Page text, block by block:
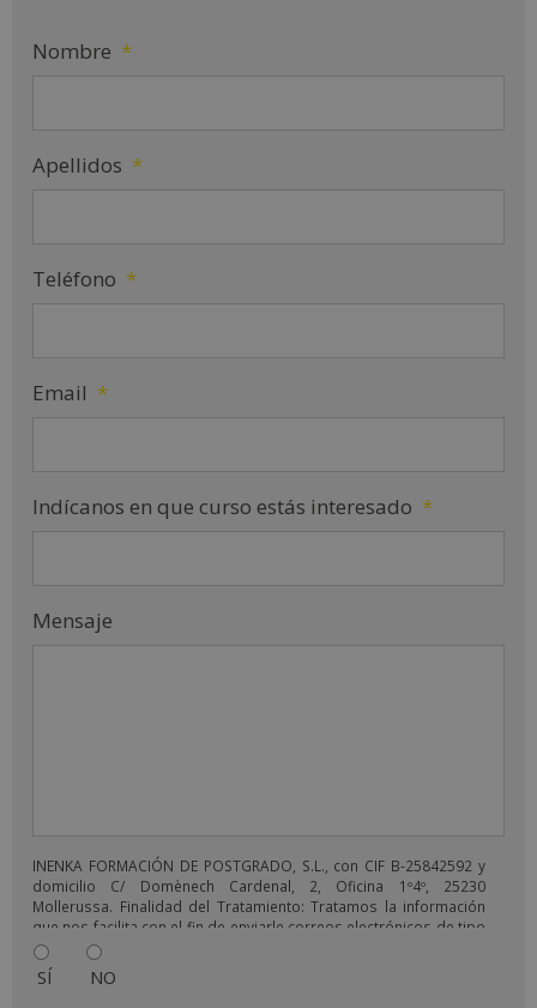
Nombre *
Apellidos *
Teléfono *
Email *
Indícanos en que curso estás interesado *
Mensaje
INENKA FORMACIÓN DE POSTGRADO, S.L., con CIF B-25842592 y
domicilio C/ Domènech Cardenal, 2, Oficina 1º4º, 25230
Mollerussa. Finalidad del Tratamiento: Tratamos la información
que nos facilita con el fin de enviarle correos electrónicos de tipo
comercial relacionado con los productos ofrecidos y otros tipo
de productos que fueran de su interés. Legitimación del
tratamiento: Consentimiento del interesado. Derechos: Puede
SÍ NO